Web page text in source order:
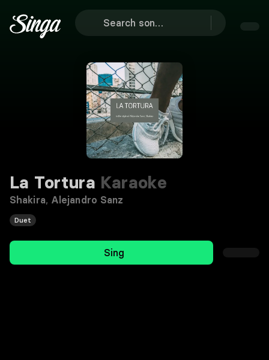
La Tortura Karaoke
Shakira, Alejandro Sanz
Duet
Sing